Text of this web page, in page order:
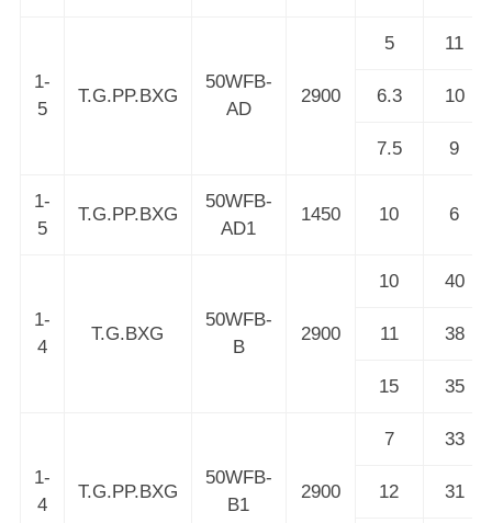
1-
5
T.G.PP.BXG
50WFB-
AD
2900
5 11
6.3 10
7.5 9
1-
5
T.G.PP.BXG
50WFB-
AD1
1450 10 6
1-
4
T.G.BXG
50WFB-
B
2900
10 40
11 38
15 35
1-
4
T.G.PP.BXG
50WFB-
B1
2900
7 33
12 31